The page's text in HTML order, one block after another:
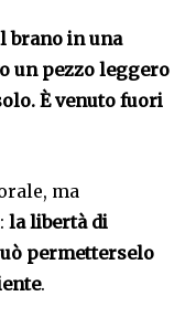
brano in una
un pezzo leggero
È venuto fuori
ma
la libertà di
permetterselo
.